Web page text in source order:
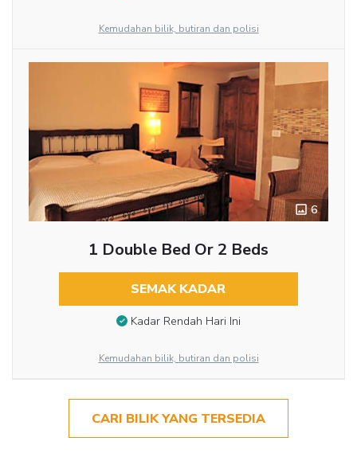
Kemudahan bilik, butiran dan polisi
6
1 Double Bed Or 2 Beds
SEMAK KADAR
Kadar Rendah Hari Ini
Kemudahan bilik, butiran dan polisi
CARI BILIK YANG TERSEDIA